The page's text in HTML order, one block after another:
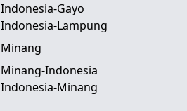
Indonesia-Gayo
Indonesia-Lampung
Minang
Minang-Indonesia
Indonesia-Minang